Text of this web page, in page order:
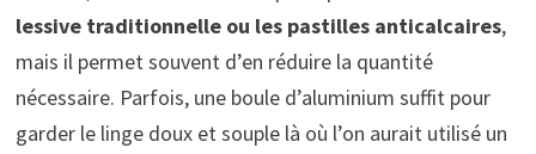
lessive traditionnelle ou les pastilles anticalcaires,
mais il permet souvent d’en réduire la quantité
nécessaire. Parfois, une boule d’aluminium suffit pour
garder le linge doux et souple là où l’on aurait utilisé un